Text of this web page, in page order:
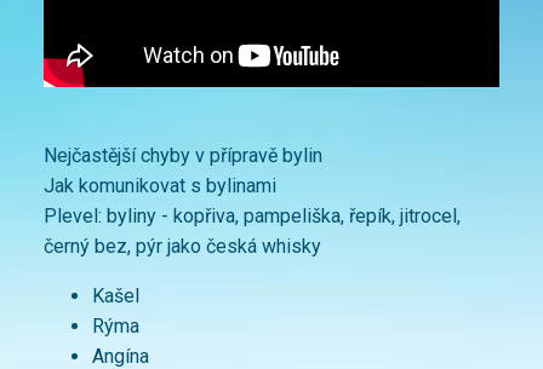
Nejčastější chyby v přípravě bylin
Jak komunikovat s bylinami
Plevel: byliny - kopřiva, pampeliška, řepík, jitrocel,
černý bez, pýr jako česká whisky
Kašel
Rýma
Angína